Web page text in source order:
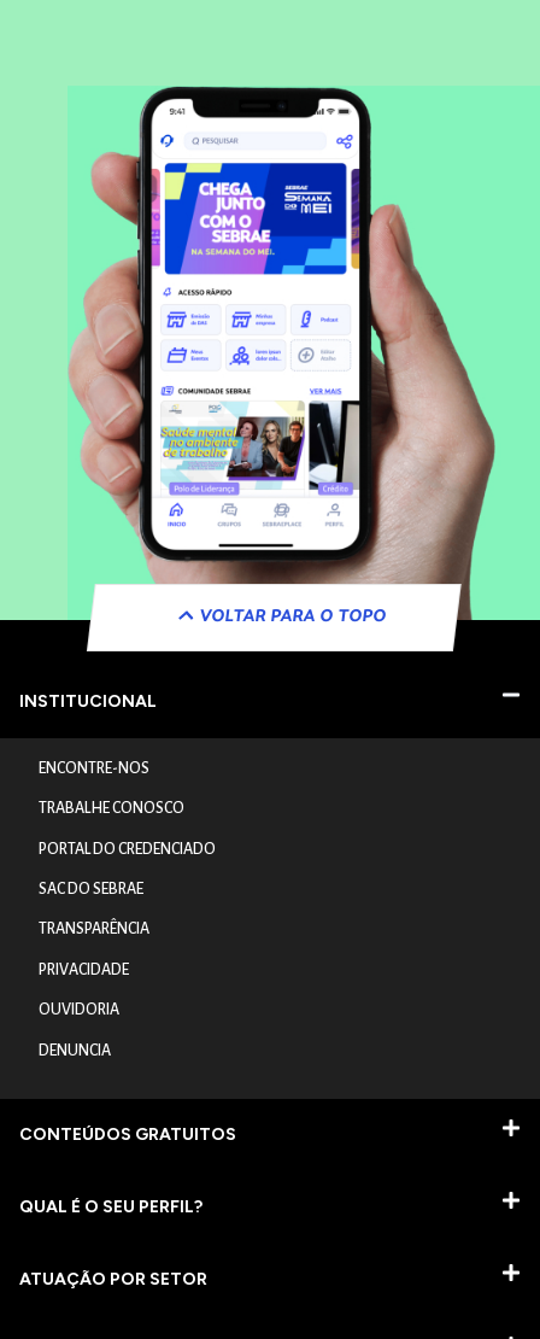
VOLTAR PARA O TOPO
INSTITUCIONAL
ENCONTRE-NOS
TRABALHE CONOSCO
PORTAL DO CREDENCIADO
SAC DO SEBRAE
TRANSPARÊNCIA
PRIVACIDADE
OUVIDORIA
DENUNCIA
CONTEÚDOS GRATUITOS
QUAL É O SEU PERFIL?
ATUAÇÃO POR SETOR